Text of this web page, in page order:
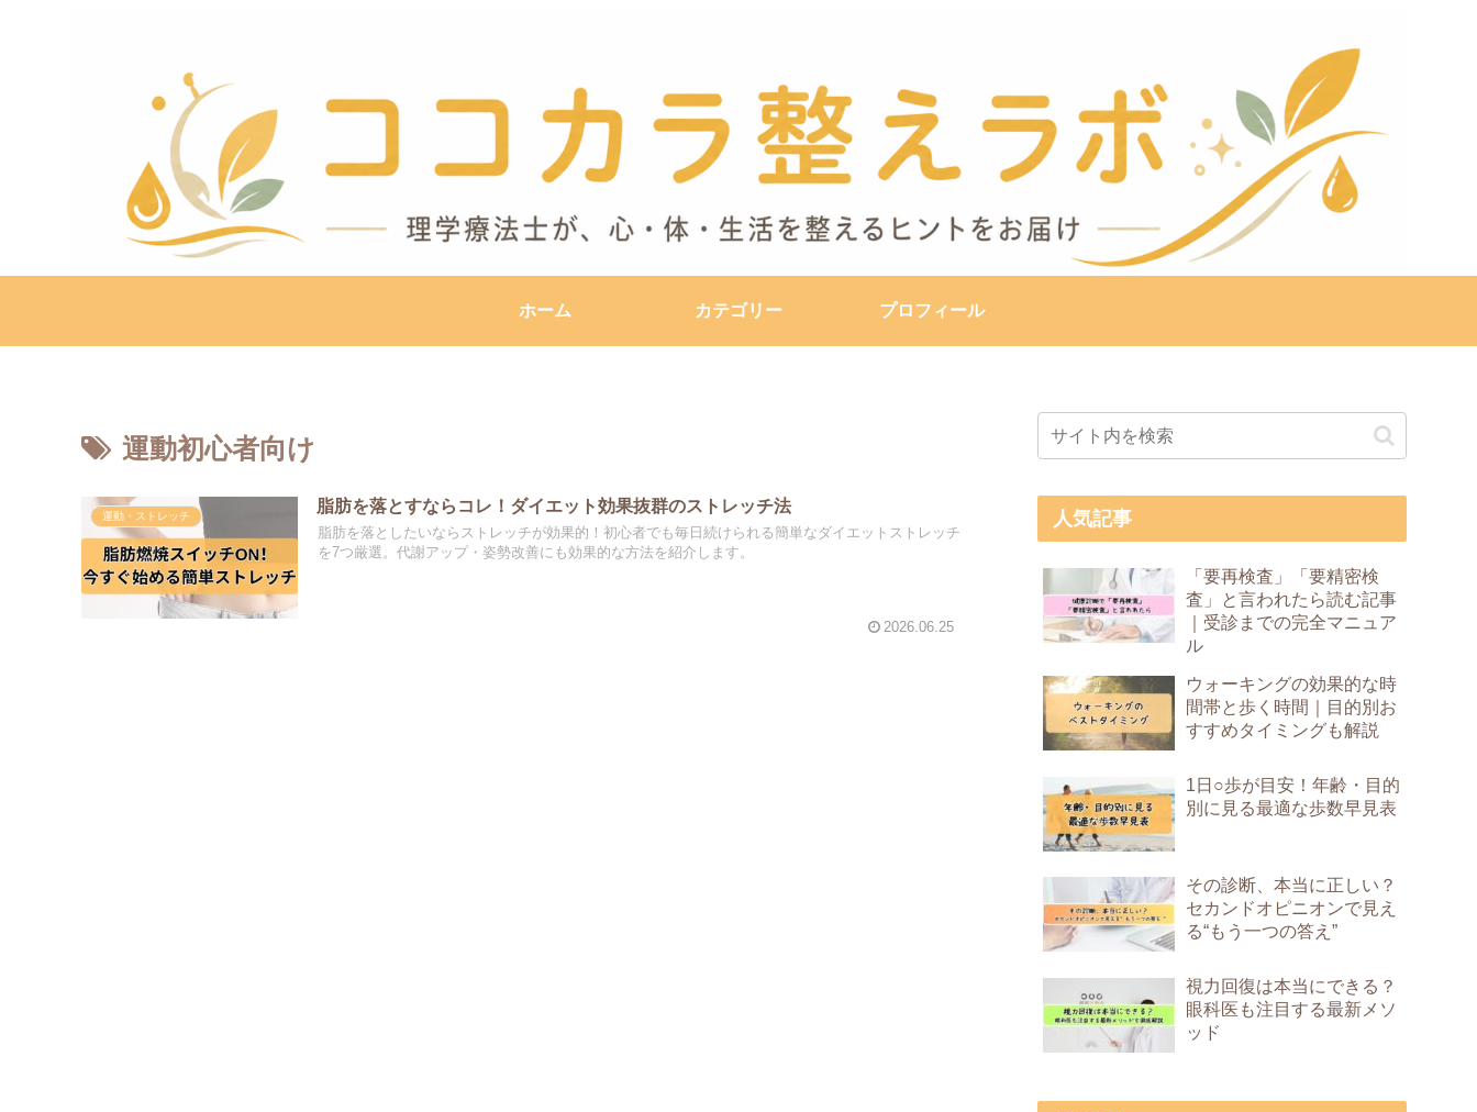
ホーム カテゴリー プロフィール
運動初心者向け
運動・ストレッチ
脂肪を落とすならコレ！ダイエット効果抜群のストレッチ法
脂肪を落としたいならストレッチが効果的！初心者でも毎日続けられる簡単なダイエットストレッチ
を7つ厳選。代謝アップ・姿勢改善にも効果的な方法を紹介します。
2026.06.25
人気記事
「要再検査」「要精密検
査」と言われたら読む記事
｜受診までの完全マニュア
ル
ウォーキングの効果的な時
間帯と歩く時間｜目的別お
すすめタイミングも解説
1日○歩が目安！年齢・目的
別に見る最適な歩数早見表
その診断、本当に正しい？
セカンドオピニオンで見え
る“もう一つの答え”
視力回復は本当にできる？
眼科医も注目する最新メソ
ッド